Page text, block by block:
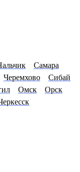
Самара
Черемхово
Сибай
Омск
Орск